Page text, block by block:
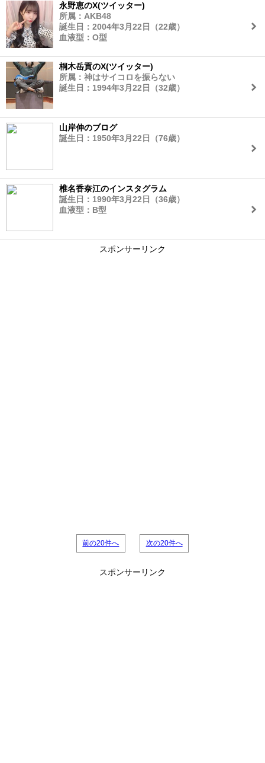
永野恵のX(ツイッター)
所属：AKB48
誕生日：2004年3月22日（22歳）
血液型：O型
桐木岳貢のX(ツイッター)
所属：神はサイコロを振らない
誕生日：1994年3月22日（32歳）
山岸伸のブログ
誕生日：1950年3月22日（76歳）
椎名香奈江のインスタグラム
誕生日：1990年3月22日（36歳）
血液型：B型
スポンサーリンク
前の20件へ 次の20件へ
スポンサーリンク